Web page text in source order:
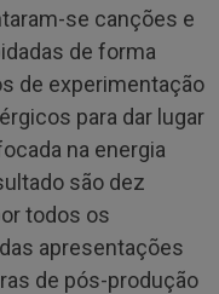
se canções e
de forma
de experimentação
para dar lugar
na energia
são dez
todos os
apresentações
de pós-produção